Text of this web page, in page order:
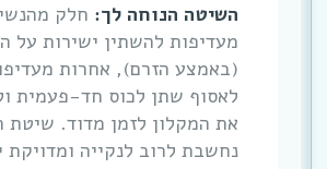
השיטה הנוחה לך: חלק
מעדיפות להשתין ישירות על
(באמצע הזרם), אחרות
לאסוף שתן לכוס חד-פעמית
את המקלון לזמן מדוד. שיטת
נחשבת לרוב לנקייה ומדויקת